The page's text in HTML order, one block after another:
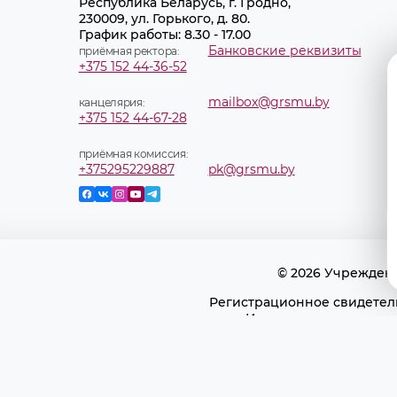
230009, ул. Горького, д. 80.
График работы: 8.30 - 17.00
приёмная ректора:
+375 152 44-36-52
Банковские реквизиты
канцелярия:
+375 152 44-67-28
mailbox@grsmu.by
приёмная комиссия:
+375295229887 pk@grsmu.by
© 2026
Регистрационное
Использование